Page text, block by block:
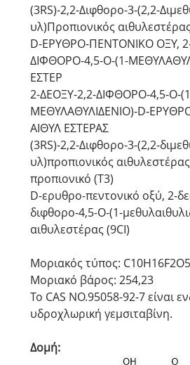
(3RS)-2,2-Διφθορο-3-(2,2-
υλ)Προπιονικός
D-ΕΡΥΘΡΟ-ΠΕΝΤΟΝΙΚΟ ΟΞΥ,
ΔΙΦΘΟΡΟ-4,5-Ο-(1-
ΕΣΤΕΡ
2-ΔΕΟΞΥ-2,2-ΔΙΦΘΟΡΟ-4,5-Ο-
ΜΕΘΥΛΑΘΥΛΙΔΕΝΙΟ)-D-
ΑΙΘΥΛ ΕΣΤΕΡΑΣ
(3RS)-2,2-Διφθορο-3-(2,2-
υλ)προπιονικός αιθυλεστέρας
προπιονικό (T3)
D-ερυθρο-πεντονικό οξύ, 2-
διφθορο-4,5-Ο-(1-
αιθυλεστέρας (9CI)
Μοριακός τύπος: C10H16F2O5
Μοριακό βάρος: 254,23
Το CAS NO.95058-92-7 είναι
υδροχλωρική γεμσιταβίνη.
Δομή: